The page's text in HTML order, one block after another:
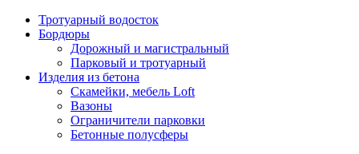
Тротуарный водосток
Бордюры
Дорожный и магистральный
Парковый и тротуарный
Изделия из бетона
Скамейки, мебель Loft
Вазоны
Ограничители парковки
Бетонные полусферы